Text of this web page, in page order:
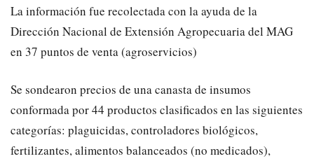
La información fue recolectada con la ayuda de la
Dirección Nacional de Extensión Agropecuaria del MAG
en 37 puntos de venta (agroservicios)
Se sondearon precios de una canasta de insumos
conformada por 44 productos clasificados en las siguientes
categorías: plaguicidas, controladores biológicos,
fertilizantes, alimentos balanceados (no medicados),